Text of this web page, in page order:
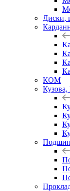
Диски,
КОМ